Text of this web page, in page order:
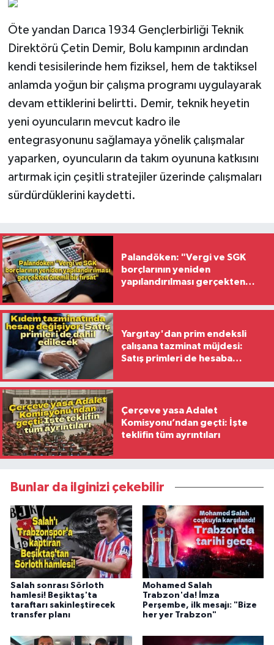
Öte yandan Darıca 1934 Gençlerbirliği Teknik
Direktörü Çetin Demir, Bolu kampının ardından
kendi tesisilerinde hem fiziksel, hem de taktiksel
anlamda yoğun bir çalışma programı uygulayarak
devam ettiklerini belirtti. Demir, teknik heyetin
yeni oyuncuların mevcut kadro ile
entegrasyonunu sağlamaya yönelik çalışmalar
yaparken, oyuncuların da takım oyununa katkısını
artırmak için çeşitli stratejiler üzerinde çalışmaları
sürdürdüklerini kaydetti.
Palandöken: "Vergi ve SGK
borçlarının yeniden
yapılandırılması gerçekten
Yargıtay'dan prim endeksli
çalışana tazminat müjdesi:
Satış primleri de hesaba
Çerçeve yasa Adalet
Komisyonu’ndan geçti: İşte
teklifin tüm ayrıntıları
Bunlar da ilginizi çekebilir
Salah sonrası Sörloth
hamlesi! Beşiktaş'ta
taraftarı sakinleştirecek
transfer planı
Mohamed Salah
Trabzon'da! İmza
Perşembe, ilk mesajı: "Bize
her yer Trabzon"